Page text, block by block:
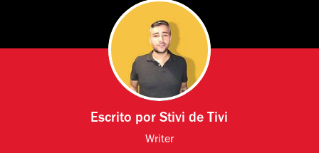
Escrito porStivi de Tivi
Writer